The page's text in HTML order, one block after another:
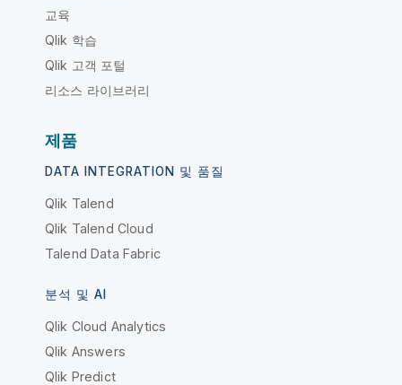
교육
Qlik 학습
Qlik 고객 포털
리소스 라이브러리
제품
DATA INTEGRATION 및 품질
Qlik Talend
Qlik Talend Cloud
Talend Data Fabric
분석 및 AI
Qlik Cloud Analytics
Qlik Answers
Qlik Predict